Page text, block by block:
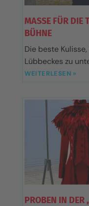
MASSE FÜR DIE
ÜHNE
Die beste
Lübbeckes zu
WEITERLESEN »
PROBEN IN DER